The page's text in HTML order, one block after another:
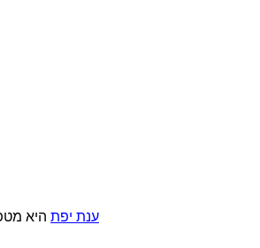
ענת יפת היא